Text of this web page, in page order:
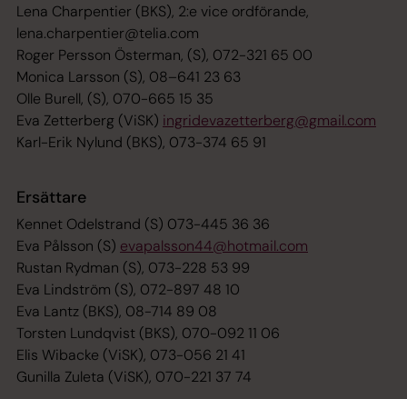
Lena Charpentier (BKS), 2:e vice ordförande,
lena.charpentier@telia.com
Roger Persson Österman, (S), 072-321 65 00
Monica Larsson (S), 08–641 23 63
Olle Burell, (S), 070-665 15 35
Eva Zetterberg (ViSK) ingridevazetterberg@gmail.com
Karl-Erik Nylund (BKS), 073-374 65 91
Ersättare
Kennet Odelstrand (S) 073-445 36 36
Eva Pålsson (S) evapalsson44@hotmail.com
Rustan Rydman (S), 073-228 53 99
Eva Lindström (S), 072-897 48 10
Eva Lantz (BKS), 08-714 89 08
Torsten Lundqvist (BKS), 070-092 11 06
Elis Wibacke (ViSK), 073-056 21 41
Gunilla Zuleta (ViSK), 070-221 37 74